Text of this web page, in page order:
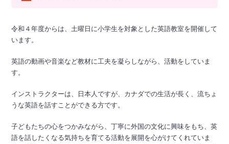
令和４年度からは、土曜日に小学生を対象とした英語教室を開催して
います。
英語の動画や音楽など教材に工夫を凝らしながら、活動をしていま
す。
インストラクターは、日本人ですが、カナダでの生活が長く、流ちょ
うな英語を話すことができる方です。
子どもたちの心をつかみながら、丁寧に外国の文化に興味をもち、英
語を話したくなる気持ちを育てる活動を展開を心がけてくれていま